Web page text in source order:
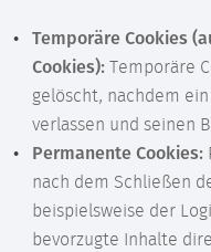
Temporäre Cookies
Cookies): Temporäre
gelöscht, nachdem
verlassen und seinen
Permanente Cookies:
nach dem Schließen
beispielsweise der
bevorzugte Inhalte